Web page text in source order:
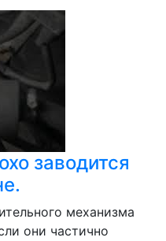
заводится
механизма
они частично